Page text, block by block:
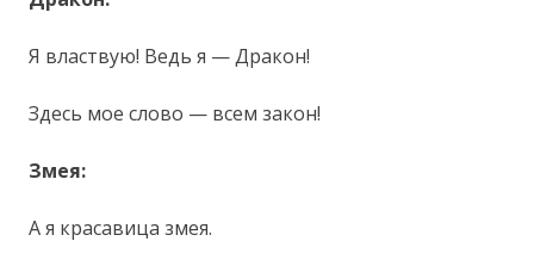
Я властвую! Ведь я — Дракон!
Здесь мое слово — всем закон!
Змея:
А я красавица змея.